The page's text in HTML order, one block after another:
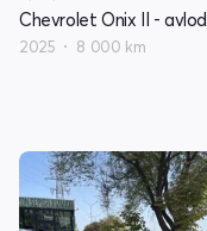
Chevrolet Onix II - avlod
2025 8 000 km